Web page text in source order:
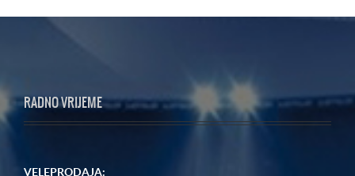
RADNO VRIJEME
VELEPRODAJA: